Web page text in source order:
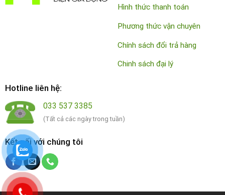
Hình thức thanh toán
Phương thức vận chuyên
Chính sách đổi trả hàng
Chinh sách đại lý
Hotline liên hệ:
033 537 3385
(Tất cả các ngày trong tuần)
Kết nối với chúng tôi